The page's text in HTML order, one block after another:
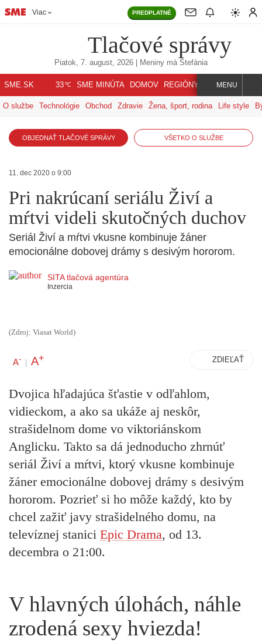
Viac PREDPLATNÉ
Tlačové správy
Piatok, 7. august, 2026 | Meniny má Štefánia
SME.SK 33℃ SME MINÚTA DOMOV REGIÓNY INDEX SVET
MENU
O službe Technológie Obchod Zdravie Žena, šport, rodina Life style
OBJEDNAŤ TLAČOVÉ SPRÁVY VŠETKO O SLUŽBE
11. dec 2020 o 9:00
Pri nakrúcaní seriálu Živí a
mŕtvi videli skutočných duchov
Seriál Živí a mŕtvi vkusne kombinuje žáner
emocionálne dobovej drámy s desivým hororom.
SITA tlačová agentúra
Inzercia
(Zdroj: Viasat World)
A- | A+ ZDIEĽAŤ
Dvojica hľadajúca šťastie v odľahlom,
vidieckom, a ako sa ukáže aj neskôr,
strašidelnom dome vo viktoriánskom
Anglicku. Takto sa dá jednoducho zhrnúť
seriál Živí a mŕtvi, ktorý vkusne kombinuje
žáner emocionálne dobovej drámy s desivým
hororom. Pozrieť si ho môže každý, kto by
chcel zažiť javy strašidelného domu, na
televíznej stanici Epic Drama, od 13.
decembra o 21:00.
V hlavných úlohách, náhle
zrodená sexy hviezda!